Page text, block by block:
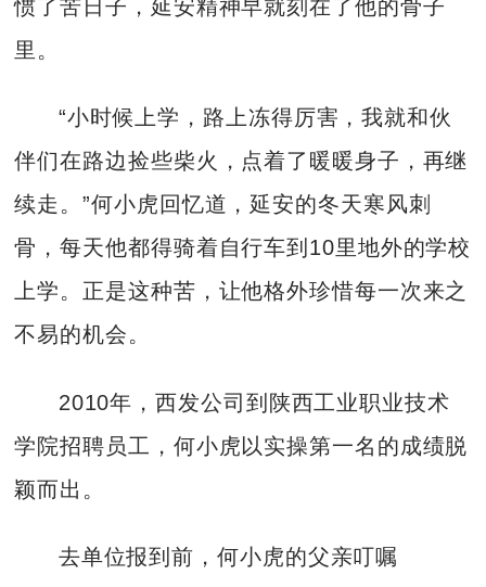
惯了苦日子，延安精神早就刻在了他的骨子
里。
“小时候上学，路上冻得厉害，我就和伙
伴们在路边捡些柴火，点着了暖暖身子，再继
续走。”何小虎回忆道，延安的冬天寒风刺
骨，每天他都得骑着自行车到10里地外的学校
上学。正是这种苦，让他格外珍惜每一次来之
不易的机会。
2010年，西发公司到陕西工业职业技术
学院招聘员工，何小虎以实操第一名的成绩脱
颖而出。
去单位报到前，何小虎的父亲叮嘱